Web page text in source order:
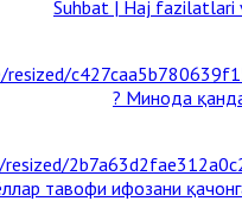
Минода
тавофи ифозани